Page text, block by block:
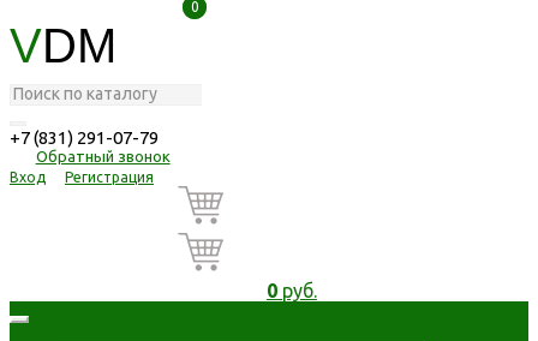
VDM
+7 (831) 291-07-79
Обратный звонок
Вход Регистрация
0
0
0руб.